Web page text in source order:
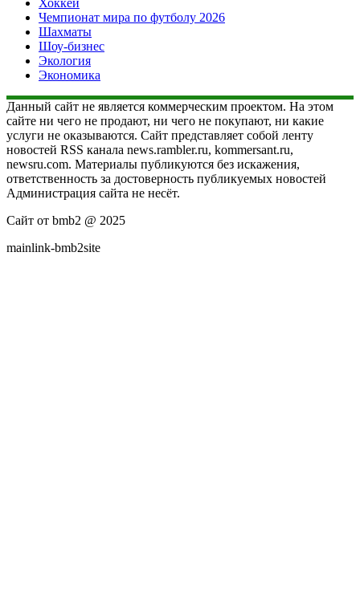
Чемпионат мира по футболу 2026
Шахматы
Шоу-бизнес
Экология
Экономика
Данный сайт не является коммерческим проектом. На этом
сайте ни чего не продают, ни чего не покупают, ни какие
услуги не оказываются. Сайт представляет собой ленту
новостей RSS канала news.rambler.ru, kommersant.ru,
newsru.com. Материалы публикуются без искажения,
ответственность за достоверность публикуемых новостей
Администрация сайта не несёт.
Сайт от bmb2 @ 2025
mainlink-bmb2site